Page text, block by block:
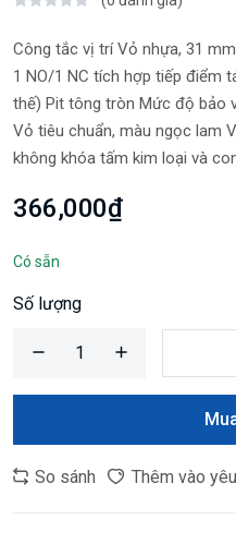
Công tắc vị trí Vỏ nhựa, 31
1 NO/1 NC tích hợp tiếp điểm
thế) Pit tông tròn Mức độ bảo
Vỏ tiêu chuẩn, màu ngọc lam
không khóa tấm kim loại và
366,000₫
Có sẵn
Số lượng
So sánh Thêm vào